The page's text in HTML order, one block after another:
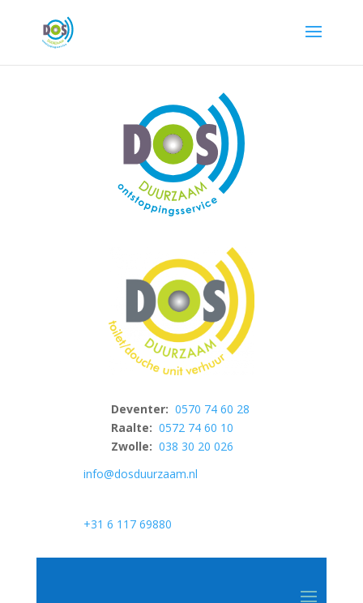
Deventer: 0570 74 60 28
Raalte: 0572 74 60 10
Zwolle: 038 30 20 026
info@dosduurzaam.nl
+31 6 117 69880